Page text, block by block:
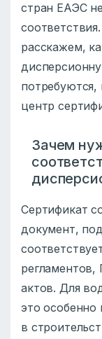
стран ЕАЭС
расскажем,
потребуются,
центр
Зачем
Сертификат
документ,
актов. Для
это особенно
в